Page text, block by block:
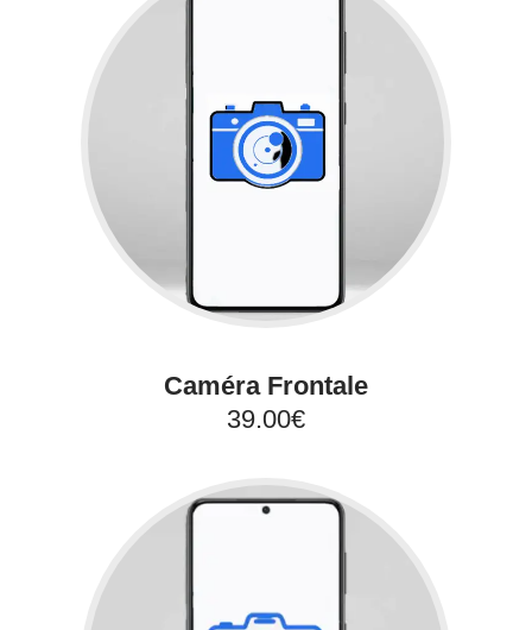
Caméra Frontale
39.00€